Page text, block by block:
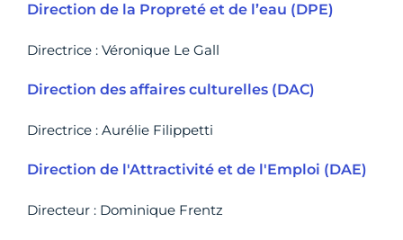
Direction de la Propreté et de l’eau (DPE)
Directrice : Véronique Le Gall
Direction des affaires culturelles (DAC)
Directrice : Aurélie Filippetti
Direction de l'Attractivité et de l'Emploi (DAE)
Directeur : Dominique Frentz